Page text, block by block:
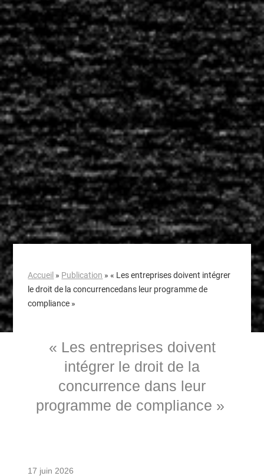
Accueil » Publication »« Les entreprises doivent intégrer
le droit de la concurrencedans leur programme de
compliance »
« Les entreprises doivent
intégrer le droit de la
concurrence dans leur
programme de compliance »
17 juin 2026